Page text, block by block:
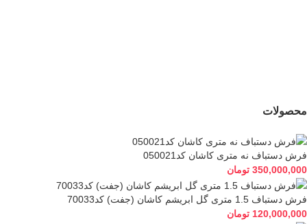
محصولات
فرش دستباف نه متری کاشان کد050021
350,000,000 تومان
فرش دستباف 1.5 متری گل ابریشم کاشان (جفت) کد70033
120,000,000 تومان